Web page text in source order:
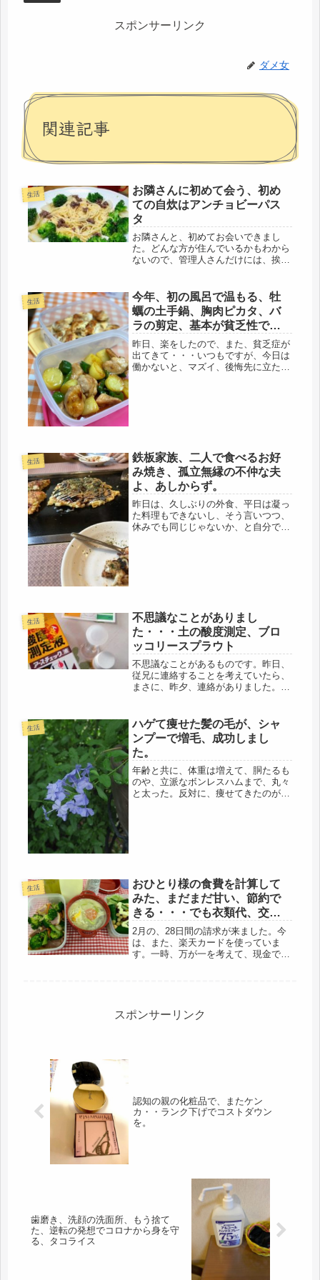
スポンサーリンク
ダメ女
関連記事
生活
お隣さんに初めて会う、初め
ての自炊はアンチョビーパス
タ
お隣さんと、初めてお会いできまし
た。どんな方が住んでいるかもわから
ないので、管理人さんだけには、挨拶
と、わざわざ、伝えに行く必要もな
し。すると、今朝、また山のようなゴ
ミを捨て...
生活
今年、初の風呂で温もる、牡
蠣の土手鍋、胸肉ピカタ、バ
ラの剪定、基本が貧乏性で
す。
昨日、楽をしたので、また、貧乏症が
出てきて・・・いつもですが、今日は
働かないと、マズイ、後悔先に立た
生活
鉄板家族、二人で食べるお好
み焼き、孤立無縁の不仲な夫
よ、あしからず。
昨日は、久しぶりの外食、平日は凝っ
た料理もできないし、そう言いつつ、
休みでも同じじゃないか、と自分でつ
生活
不思議なことがありまし
た・・・土の酸度測定、ブロ
ッコリースプラウト
不思議なことがあるものです。昨日、
従兄に連絡することを考えていたら、
まさに、昨夕、連絡がありました。オ
にならず、一生を終えました。母の介
護で実家に帰省していた数年前、都
内...
生活
ハゲて痩せた髪の毛が、シャ
ンプーで増毛、成功しまし
た。
年齢と共に、体重は増えて、胴たるも
のや、立派なボンレスハムまで、丸々
と太った。反対に、痩せてきたのが髪
生活
おひとり様の食費を計算して
みた、まだまだ甘い、節約で
きる・・・でも衣類代、交際
費は別枠かな
2月の、28日間の請求が来ました。今
は、また、楽天カードを使っていま
す。一時、万が一を考えて、現金で支
ン...
スポンサーリンク
認知の親の化粧品で、またケン
カ・・ランク下げでコストダウン
を。
歯磨き、洗顔の洗面所、もう捨て
た、逆転の発想でコロナから身を守
る、タコライス